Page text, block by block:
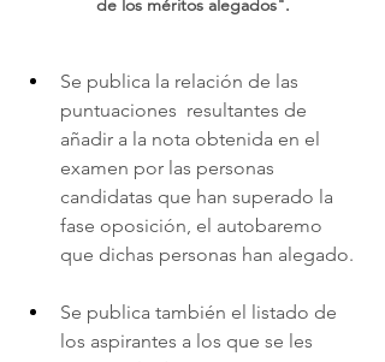
de los méritos alegados".
Se publica la relación de las
puntuaciones  resultantes de
añadir a la nota obtenida en el
examen por las personas
candidatas que han superado la
fase oposición, el autobaremo
que dichas personas han alegado.
Se publica también el listado de
los aspirantes a los que se les